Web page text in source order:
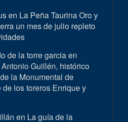
en La Peña Taurina Oro y
un mes de julio repleto
de la torre garcia en
Guillén, histórico
la Monumental de
los toreros Enrique y
en La guía de la